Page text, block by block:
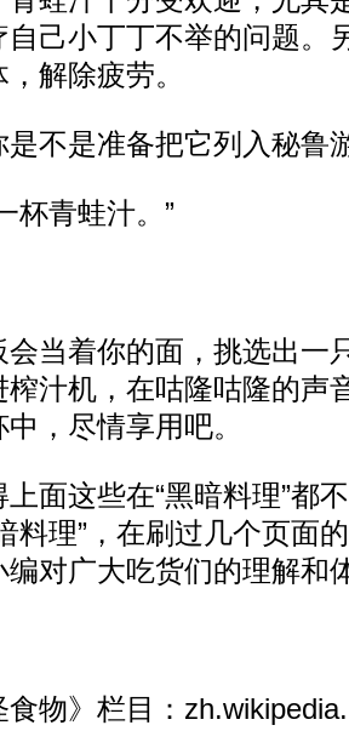
己小丁丁不举的问题。
解除疲劳。
是准备把它列入秘鲁
青蛙汁。”
着你的面，挑选出一
汁机，在咕隆咕隆的声
，尽情享用吧。
这些在“黑暗料理”都
料理”，在刷过几个页面
对广大吃货们的理解和
》栏目：